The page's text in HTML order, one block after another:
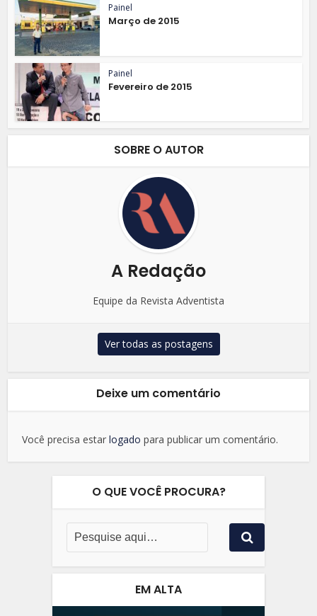
Painel
Março de 2015
Painel
Fevereiro de 2015
SOBRE O AUTOR
A Redação
Equipe da Revista Adventista
Ver todas as postagens
Deixe um comentário
Você precisa estarlogado para publicar um comentário.
O QUE VOCÊ PROCURA?
EM ALTA